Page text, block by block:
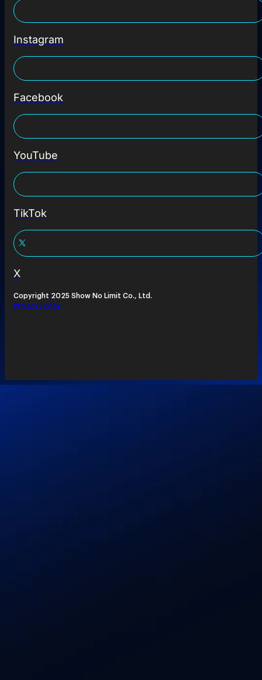
Instagram
Facebook
YouTube
TikTok
X
Copyright 2025 Show No Limit Co., Ltd.
Privacy Policy